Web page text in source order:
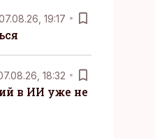
19:17
18:32
в ИИ уже не